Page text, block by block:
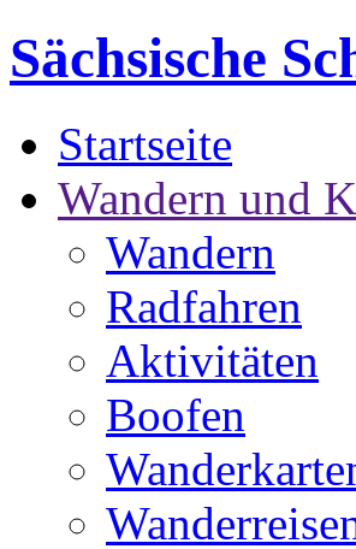
Sächsische
Startseite
Wandern und
Wandern
Radfahren
Aktivitäten
Boofen